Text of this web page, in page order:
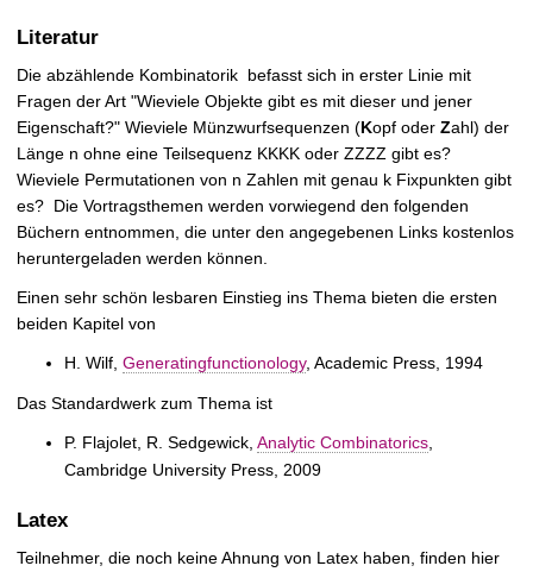
Literatur
Die abzählende Kombinatorik befasst sich in erster Linie mit
Fragen der Art "Wieviele Objekte gibt es mit dieser und jener
Eigenschaft?" Wieviele Münzwurfsequenzen (Kopf oder Zahl) der
Länge n ohne eine Teilsequenz KKKK oder ZZZZ gibt es?
Wieviele Permutationen von n Zahlen mit genau k Fixpunkten gibt
es? Die Vortragsthemen werden vorwiegend den folgenden
Büchern entnommen, die unter den angegebenen Links kostenlos
heruntergeladen werden können.
Einen sehr schön lesbaren Einstieg ins Thema bieten die ersten
beiden Kapitel von
H. Wilf, Generatingfunctionology, Academic Press, 1994
Das Standardwerk zum Thema ist
P. Flajolet, R. Sedgewick, Analytic Combinatorics
Cambridge University Press, 2009
Latex
Teilnehmer, die noch keine Ahnung von Latex haben, finden hier